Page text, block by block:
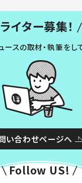
ライター募集！
ースの取材・執筆をし
い合わせページへ
Follow US!